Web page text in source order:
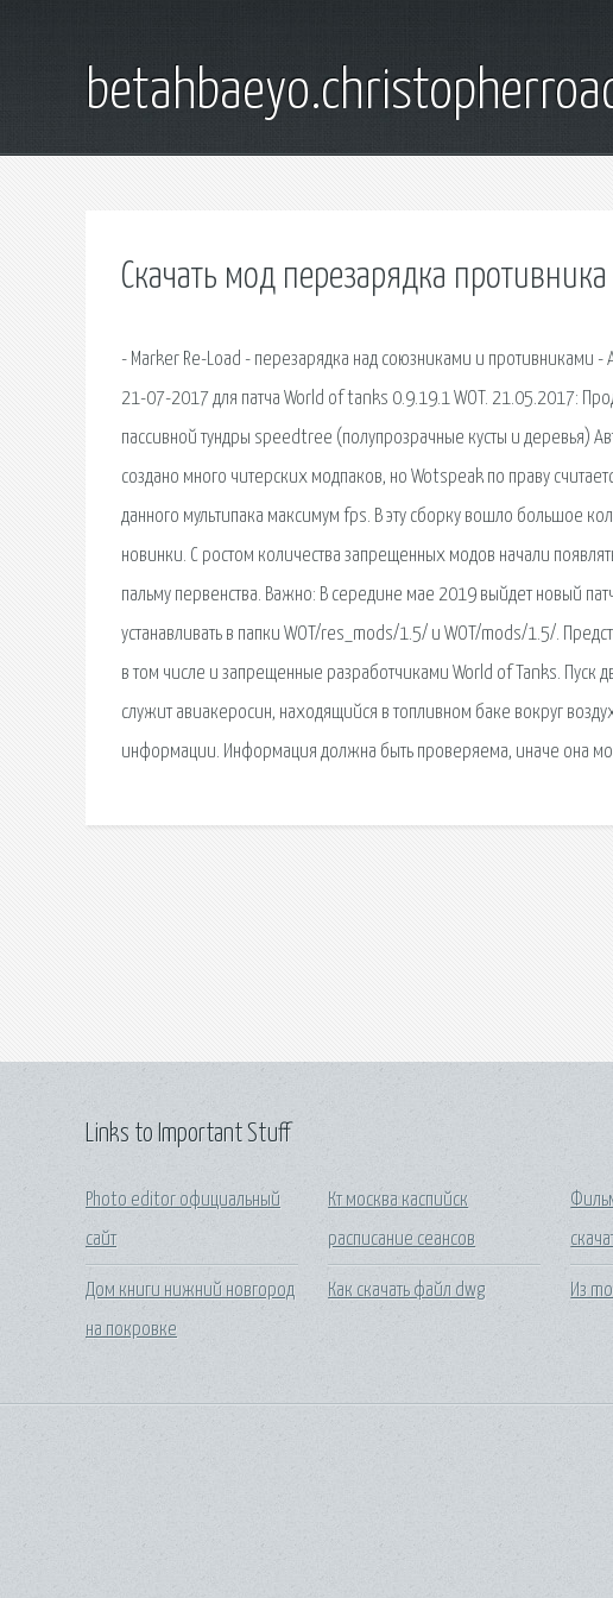
Скачать мод перезарядка
- Marker Re-Load - перезарядка над союзниками и противниками
21-07-2017 для патча World of tanks 0.9.19.1 WOT. 21.05.2017:
пассивной тундры speedtree (полупрозрачные кусты и деревья)
создано много читерских модпаков, но Wotspeak по праву
данного мультипака максимум fps. В эту сборку вошло большое
новинки. С ростом количества запрещенных модов начали
пальму первенства. Важно: В середине мае 2019 выйдет новый
устанавливать в папки WOT/res_mods/1.5/ и WOT/mods/1.5/.
в том числе и запрещенные разработчиками World of Tanks. Пуск
служит авиакеросин, находящийся в топливном баке вокруг
информации. Информация должна быть проверяема, иначе она
Links to Important Stuff
Photo editor официальный
сайт
Дом книги нижний новгород
на покровке
Кт москва каспийск
расписание сеансов
Как скачать файл dwg Из